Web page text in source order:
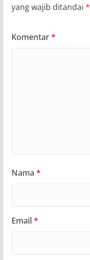
yang wajib ditandai *
Komentar*
Nama *
Email*